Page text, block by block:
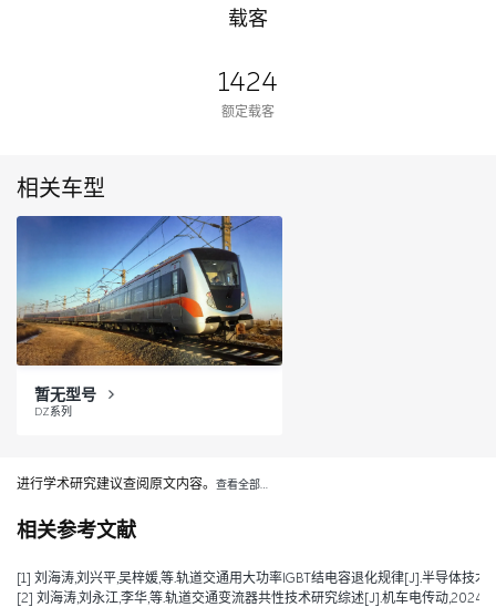
载客
1424
额定载客
相关车型
暂无型号
DZ系列
进行学术研究建议查阅原文内容。 查看全部…
相关参考文献
[1] 刘海涛,刘兴平,吴梓媛,等.轨道交通用大功率IGBT结电容退化规律[J].半导体技
[2] 刘海涛,刘永江,李华,等.轨道交通变流器共性技术研究综述[J].机车电传动